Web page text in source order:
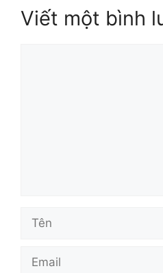
Viết một bình